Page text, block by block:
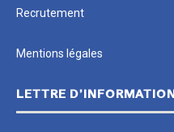
Recrutement
Mentions légales
LETTRE D’INFORMATION